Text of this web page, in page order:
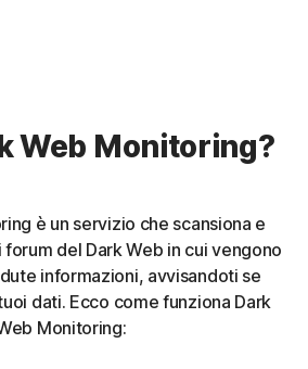
Web Monitoring?
è un servizio che scansiona e
del Dark Web in cui vengono
informazioni, avvisandoti se
dati. Ecco come funziona Dark
Monitoring: